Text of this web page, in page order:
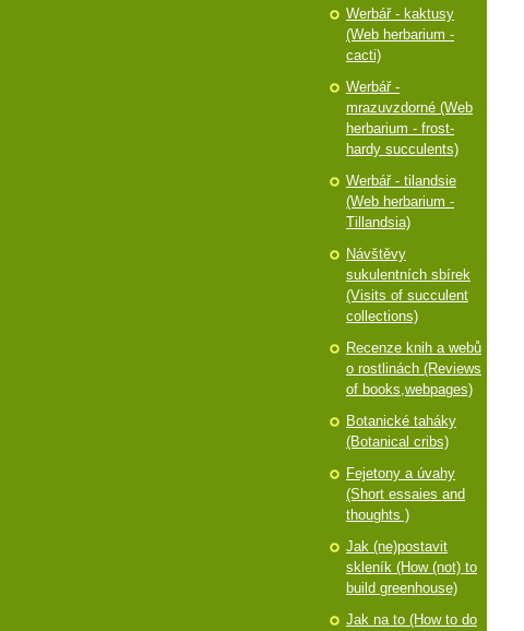
Werbář - kaktusy
(Web herbarium -
cacti)
Werbář -
mrazuvzdorné (Web
herbarium - frost-
hardy succulents)
Werbář - tilandsie
(Web herbarium -
Tillandsia)
Návštěvy
sukulentních sbírek
(Visits of succulent
collections)
Recenze knih a webů
o rostlinách (Reviews
of books,webpages)
Botanické taháky
(Botanical cribs)
Fejetony a úvahy
(Short essaies and
thoughts )
Jak (ne)postavit
skleník (How (not) to
build greenhouse)
Jak na to (How to do